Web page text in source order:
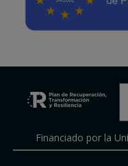
Financiado por la